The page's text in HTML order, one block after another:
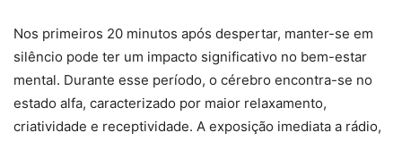
Nos primeiros 20 minutos após despertar, manter-se em
silêncio pode ter um impacto significativo no bem-estar
mental. Durante esse período, o cérebro encontra-se no
estado alfa, caracterizado por maior relaxamento,
criatividade e receptividade. A exposição imediata a rádio,